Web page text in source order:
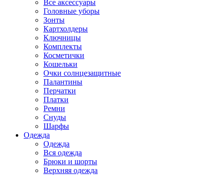
Все аксессуары
Головные уборы
Зонты
Картхолдеры
Ключницы
Комплекты
Косметички
Кошельки
Очки солнцезащитные
Палантины
Перчатки
Платки
Ремни
Снуды
Шарфы
Одежда
Одежда
Вся одежда
Брюки и шорты
Верхняя одежда